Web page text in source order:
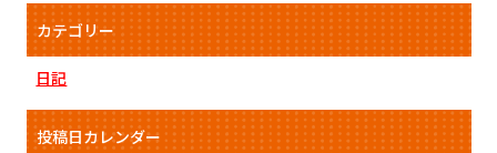
カテゴリー
日記
投稿日カレンダー